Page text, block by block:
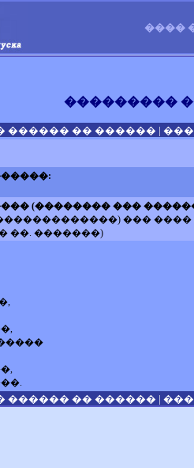
����
���������
������ �� ������ |
(�������� ���
���
��. �������)
������ �� ������ |